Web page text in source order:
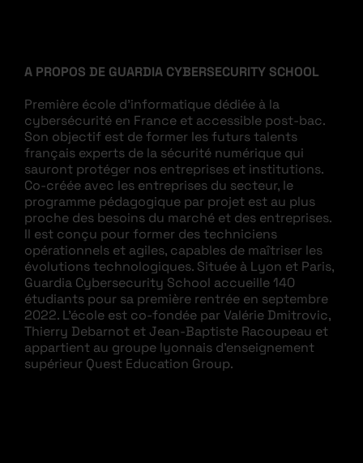
A PROPOS DE GUARDIA CYBERSECURITY SCHOOL
Première école d’informatique dédiée à la
cybersécurité en France et accessible post-bac.
Son objectif est de former les futurs talents
français experts de la sécurité numérique qui
sauront protéger nos entreprises et institutions.
Co-créée avec les entreprises du secteur, le
programme pédagogique par projet est au plus
proche des besoins du marché et des entreprises.
Il est conçu pour former des techniciens
opérationnels et agiles, capables de maîtriser les
évolutions technologiques. Située à Lyon et Paris,
Guardia Cybersecurity School accueille 140
étudiants pour sa première rentrée en septembre
2022. L’école est co-fondée par Valérie Dmitrovic,
Thierry Debarnot et Jean-Baptiste Racoupeau et
appartient au groupe lyonnais d’enseignement
supérieur Quest Education Group.